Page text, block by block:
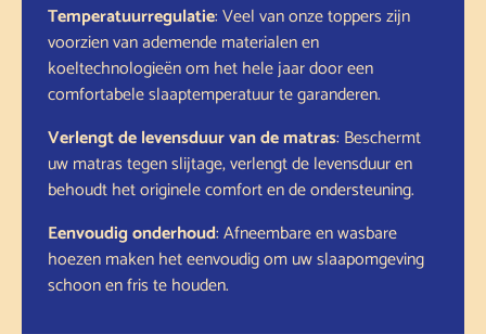
Temperatuurregulatie: Veel van onze toppers zijn
voorzien van ademende materialen en
koeltechnologieën om het hele jaar door een
comfortabele slaaptemperatuur te garanderen.
Verlengt de levensduur van de matras: Beschermt
uw matras tegen slijtage, verlengt de levensduur en
behoudt het originele comfort en de ondersteuning.
Eenvoudig onderhoud: Afneembare en wasbare
hoezen maken het eenvoudig om uw slaapomgeving
schoon en fris te houden.